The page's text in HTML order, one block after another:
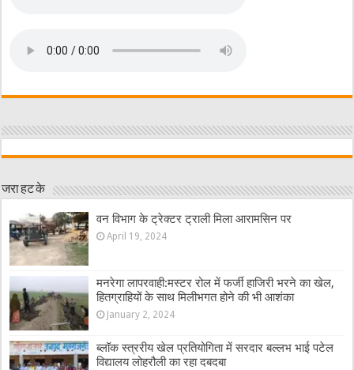
जरा हट के
वन विभाग के ट्रेक्टर ट्राली मिला आरामसिन पर
April 19, 2024
मनरेगा लापरवाही:मस्टर रोल में फर्जी हाजिरी भरने का खेल,
हितग्राहियों के साथ मिलीभगत होने की भी आशंका
January 2, 2024
ब्लॉक स्त्ररीय खेल प्रतियोगिता में सरदार बल्लभ भाई पटेल
विद्यालय लोहरौली का रहा दबदबा